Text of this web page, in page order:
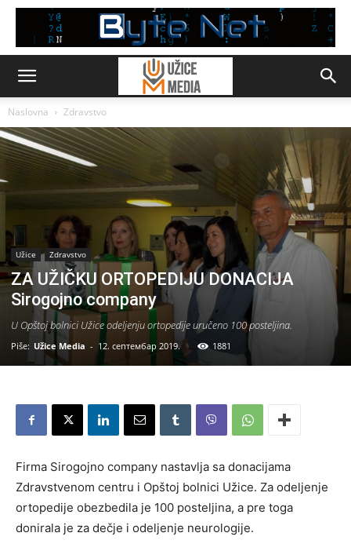
Naslovna Zdravstvo
Užice Zdravstvo
ZA UŽIČKU ORTOPEDIJU DONACIJA
Sirogojno company
U Opštoj bolnici Užice odeljenju ortopedije uručeno 100 posteljina.
Piše: Užice Media - 12. септембар 2019. 1881
Firma Sirogojno company nastavlja sa donacijama
Zdravstvenom centru i Opštoj bolnici Užice. Za odeljenje
ortopedije obezbedila je 100 posteljina, a pre toga
donirala je za dečje i odeljenje neurologije.